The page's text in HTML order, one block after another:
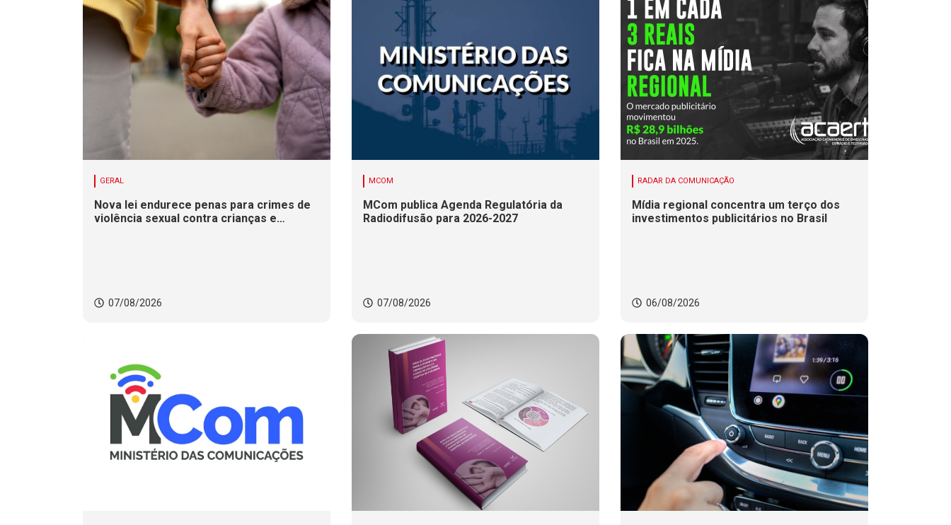
GERAL
Nova lei endurece penas para crimes de
violência sexual contra crianças e
07/08/2026
MCOM
MCom publica Agenda Regulatória da
Radiodifusão para 2026-2027
07/08/2026
RADAR DA COMUNICAÇÃO
Mídia regional concentra um terço dos
investimentos publicitários no Brasil
06/08/2026